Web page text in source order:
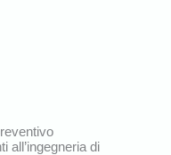
all’ingegneria di